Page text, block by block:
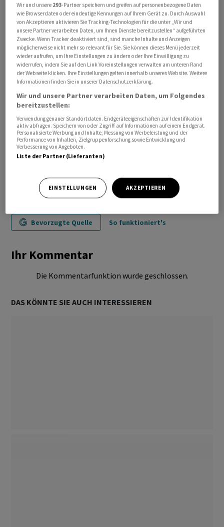
(AWP)
Bevorzugte Quelle So funktioniert's
Ihr Kommentar
Die Kommentarfunktion wurde geschlossen.
DAS KÖNNTE SIE AUCH INTERESSIEREN
Wir und unsere 293-Partner speichern und greifen auf personenbezogene Daten
wie Browserdaten oder eindeutige Kennungen auf Ihrem Gerät zu. Durch Auswahl
von Akzeptieren aktivieren Sie Tracking-Technologien für die unter „Wir und
unsere Partner verarbeiten Daten, um Ihnen Dienste bereitzustellen“ aufgeführten
Zwecke. Wenn Tracker deaktiviert sind, sind manche Inhalte und Anzeigen
möglicherweise nicht mehr so relevant für Sie. Sie können dieses Menü jederzeit
wieder aufrufen, um Ihre Einstellungen zu ändern oder Ihre Einwilligung zu
widerrufen, indem Sie auf den Link Voreinstellungen verwalten am unteren Rand
der Webseite klicken. Ihre Einstellungen gelten innerhalb unseres Website. Weitere
Informationen finden Sie in unserer Datenschutzerklärung.
Wir und unsere Partner verarbeiten Daten, um Folgendes
bereitzustellen:
Verwendung genauer Standortdaten. Endgeräteeigenschaften zur Identifikation
aktiv abfragen. Speichern von oder Zugriff auf Informationen auf einem Endgerät.
Personalisierte Werbung und Inhalte, Messung von Werbeleistung und der
Performance von Inhalten, Zielgruppenforschung sowie Entwicklung und
Verbesserung von Angeboten.
Liste der Partner (Lieferanten)
EINSTELLUNGEN AKZEPTIEREN